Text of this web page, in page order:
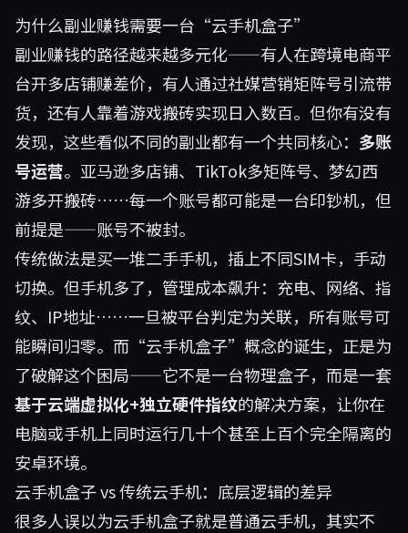
为什么副业赚钱需要一台“云手机盒子”
副业赚钱的路径越来越多元化——有人在跨境电商平
台开多店铺赚差价，有人通过社媒营销矩阵号引流带
货，还有人靠着游戏搬砖实现日入数百。但你有没有
发现，这些看似不同的副业都有一个共同核心： 多账
号运营。亚马逊多店铺、TikTok多矩阵号、梦幻西
游多开搬砖……每一个账号都可能是一台印钞机，但
前提是——账号不被封。
传统做法是买一堆二手手机，插上不同SIM卡，手动
切换。但手机多了，管理成本飙升：充电、网络、指
纹、IP地址……一旦被平台判定为关联，所有账号可
能瞬间归零。而“云手机盒子”概念的诞生，正是为
了破解这个困局——它不是一台物理盒子，而是一套
基于云端虚拟化+独立硬件指纹的解决方案，让你在
电脑或手机上同时运行几十个甚至上百个完全隔离的
安卓环境。
云手机盒子 vs 传统云手机：底层逻辑的差异
很多人误以为云手机盒子就是普通云手机，其实不